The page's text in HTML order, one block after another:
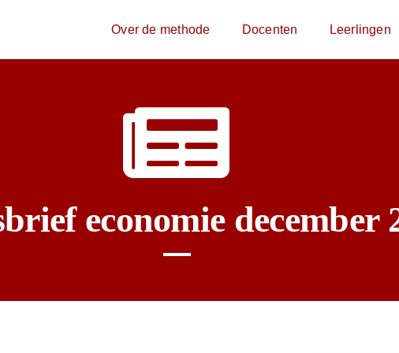
Over de methode Docenten Leerlingen
economie december